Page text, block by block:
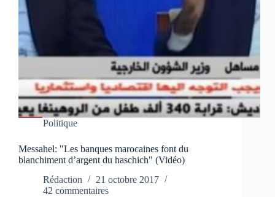
Politique
Messahel: "Les banques marocaines font du
blanchiment d’argent du haschich" (Vidéo)
Rédaction
21 octobre 2017
42 commentaires